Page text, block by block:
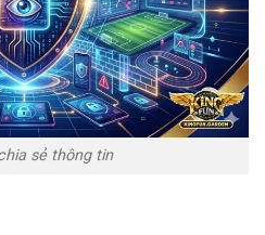
sẻ thông tin